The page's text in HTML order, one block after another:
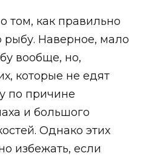
том, как правильно
рыбу. Наверное, мало
вообще, но,
которые не едят
по причине
и большого
Однако этих
избежать, если